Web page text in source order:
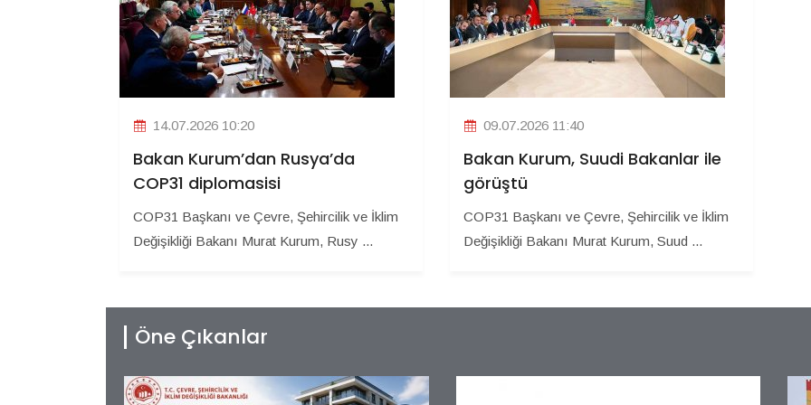
14.07.2026 10:20
Bakan Kurum’dan Rusya’da
COP31 diplomasisi
COP31 Başkanı ve Çevre, Şehircilik ve İklim
Değişikliği Bakanı Murat Kurum, Rusy ...
09.07.2026 11:40
Bakan Kurum, Suudi Bakanlar ile
görüştü
COP31 Başkanı ve Çevre, Şehircilik ve İklim
Değişikliği Bakanı Murat Kurum, Suud ...
Öne Çıkanlar